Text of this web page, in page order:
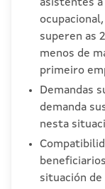
asistentes
superen as
menos de
primeiro
Demandas
demanda
nesta
situación